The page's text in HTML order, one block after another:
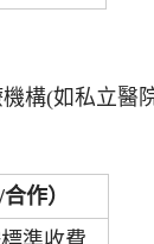
構(如私立醫
作）